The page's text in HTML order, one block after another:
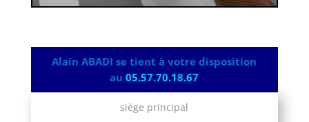
Alain ABADI se tient à votre disposition
au05.57.70.18.67
siège principal